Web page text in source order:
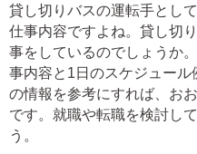
貸し切りバスの運転手とし
仕事内容ですよね。貸し切
事をしているのでしょうか
事内容と1日のスケジュー
の情報を参考にすれば、お
です。就職や転職を検討し
う。